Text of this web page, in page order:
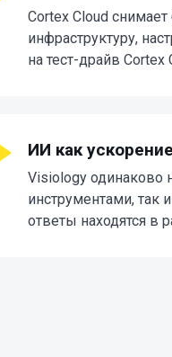
Cortex Cloud
инфраструктуру,
на тест-драйв Cortex
ИИ как ускорение
Visiology одинаково
инструментами, так
ответы находятся в